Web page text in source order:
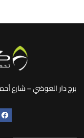
برج دار العوضي – شارع